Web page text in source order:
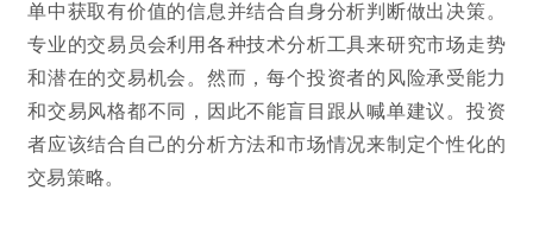
单中获取有价值的信息并结合自身分析判断做出决策。
专业的交易员会利用各种技术分析工具来研究市场走势
和潜在的交易机会。然而，每个投资者的风险承受能力
和交易风格都不同，因此不能盲目跟从喊单建议。投资
者应该结合自己的分析方法和市场情况来制定个性化的
交易策略。